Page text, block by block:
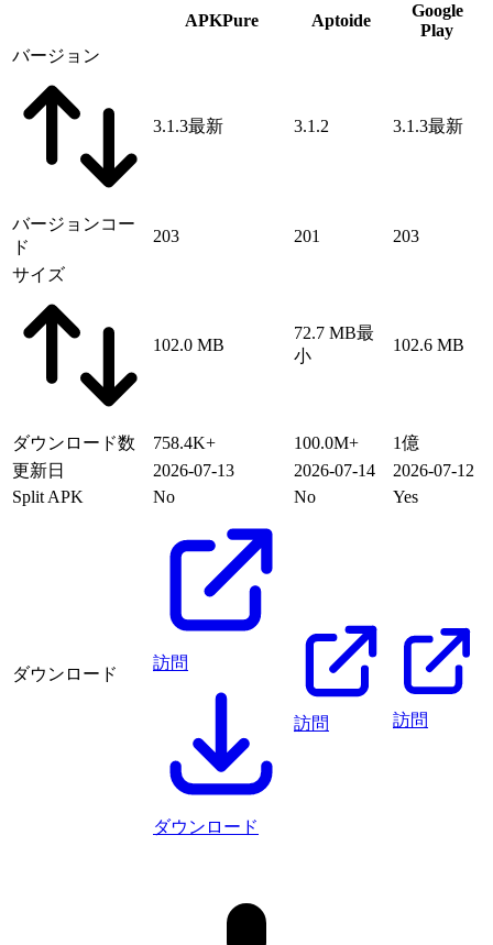
APKPure Aptoide
Google
Play
バージョン
3.1.3最新 3.1.2 3.1.3最新
バージョンコー
ド
203 201 203
サイズ
102.0 MB
72.7 MB最
小
102.6 MB
ダウンロード数 758.4K+ 100.0M+
1億
更新日
2026-07-13 2026-07-14
2026-07-12
Split APK
No No Yes
ダウンロード
訪問
ダウンロード
訪問 訪問